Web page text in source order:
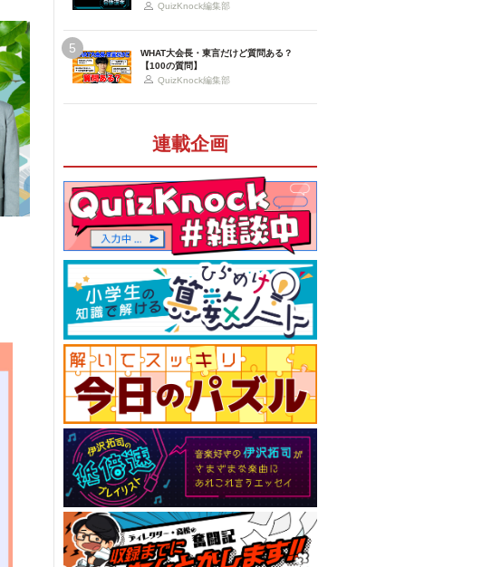
QuizKnock編集部
5
WHAT大会長・東言だけど質問ある？
【100の質問】
QuizKnock編集部
連載企画